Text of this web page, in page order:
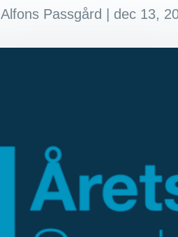
Alfons Passgård dec 13,